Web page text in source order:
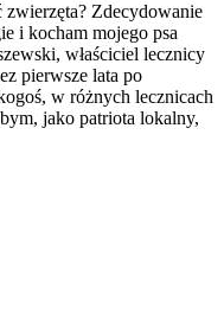
zwierzęta? Zdecydowanie
i kocham mojego psa
właściciel lecznicy
pierwsze lata po
w różnych lecznicach
jako patriota lokalny,